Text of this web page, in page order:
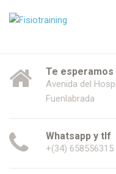
Te esperamos
Avenida del
Fuenlabrada
Whatsapp y tlf
+(34) 658556315